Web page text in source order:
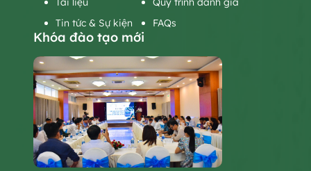
Tin tức & Sự kiện
FAQs
Khóa đào tạo mới